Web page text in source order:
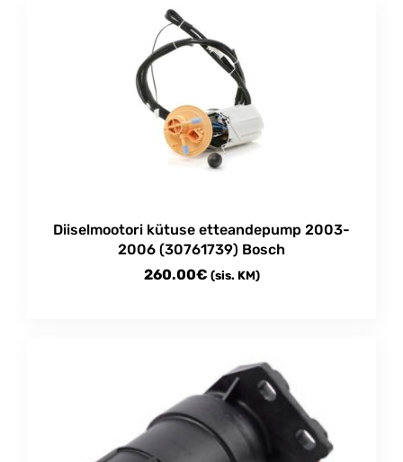
Diiselmootori kütuse etteandepump 2003-
2006 (30761739) Bosch
260.00€ (sis. KM)